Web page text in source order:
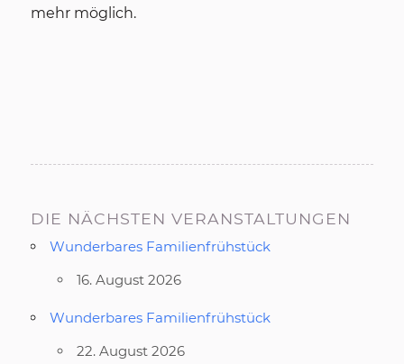
mehr möglich.
DIE NÄCHSTEN VERANSTALTUNGEN
Wunderbares Familienfrühstück
16. August 2026
Wunderbares Familienfrühstück
22. August 2026